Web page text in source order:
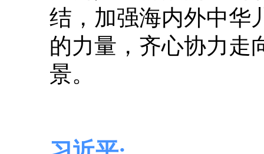
结，加强海内外中华
的力量，齐心协力走
景。